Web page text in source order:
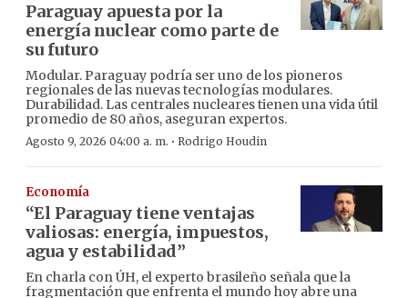
Paraguay apuesta por la
energía nuclear como parte de
su futuro
Modular. Paraguay podría ser uno de los pioneros
regionales de las nuevas tecnologías modulares.
Durabilidad. Las centrales nucleares tienen una vida útil
promedio de 80 años, aseguran expertos.
Agosto 9, 2026 04:00 a. m. · Rodrigo Houdin
Economía
“El Paraguay tiene ventajas
valiosas: energía, impuestos,
agua y estabilidad”
En charla con ÚH, el experto brasileño señala que la
fragmentación que enfrenta el mundo hoy abre una